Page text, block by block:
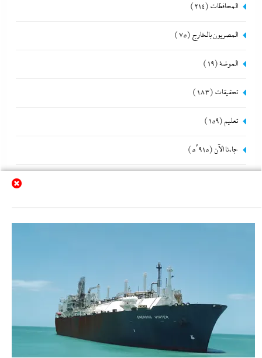
المحافظات (214)
المصريون بالخارج (75)
الموضة(19)
تحقيقات (183)
تعليم (159)
جاءنا الآن (5٬915)
رحلات و كشافة
رمضانك بيرفكس مع إندكس(43)
رياضة(609)